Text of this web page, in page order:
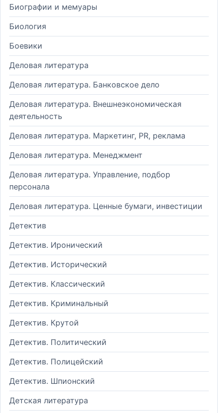
Биографии и мемуары
Биология
Боевики
Деловая литература
Деловая литература. Банковское дело
Деловая литература. Внешнеэкономическая
деятельность
Деловая литература. Маркетинг, PR, реклама
Деловая литература. Менеджмент
Деловая литература. Управление, подбор
персонала
Деловая литература. Ценные бумаги, инвестиции
Детектив
Детектив. Иронический
Детектив. Исторический
Детектив. Классический
Детектив. Криминальный
Детектив. Крутой
Детектив. Политический
Детектив. Полицейский
Детектив. Шпионский
Детская литература